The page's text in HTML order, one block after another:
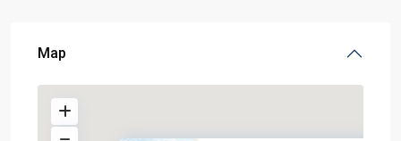
Map